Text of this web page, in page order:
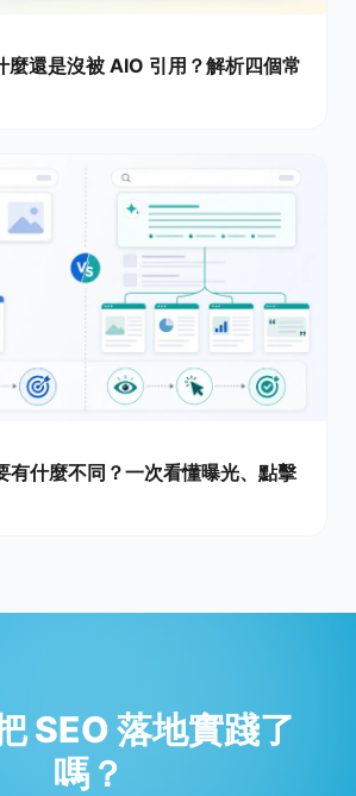
麼還是沒被 AIO 引用？解析四個常
有什麼不同？一次看懂曝光、點擊
SEO 落地實踐了
嗎？